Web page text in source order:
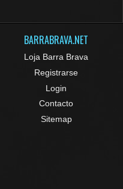
BARRABRAVA.NET
Loja Barra Brava
Registrarse
Login
Contacto
Sitemap